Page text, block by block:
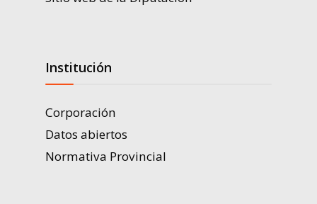
Institución
Corporación
Datos abiertos
Normativa Provincial